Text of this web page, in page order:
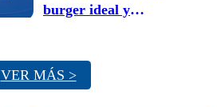
burger ideal y
festejar
VER MÁS >